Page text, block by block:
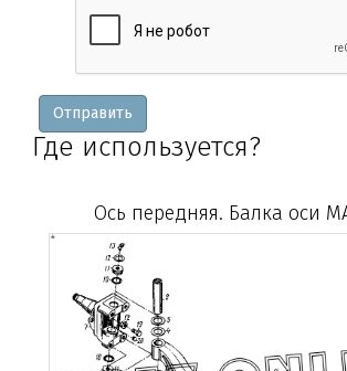
уточнения
Отправить
Где используется?
Ось передняя. Балка оси